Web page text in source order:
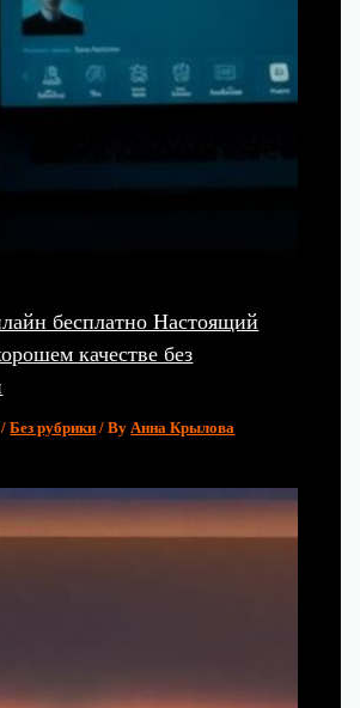
бесплатно Настоящий
качестве без
/Без рубрики / ByАнна Крылова